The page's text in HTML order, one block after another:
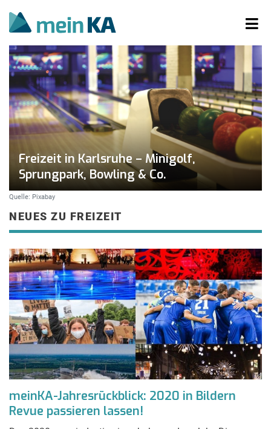
Freizeit in Karlsruhe – Minigolf,
Sprungpark, Bowling & Co.
Quelle: Pixabay
NEUES ZU FREIZEIT
meinKA-Jahresrückblick: 2020 in Bildern
Revue passieren lassen!